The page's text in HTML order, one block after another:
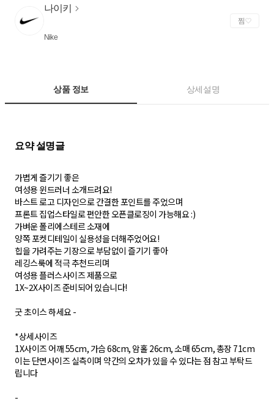
나이키
Nike
찜
상품 정보 상세설명
요약 설명글
가볍게 즐기기 좋은
여성용 윈드러너 소개드려요!
바스트 로고 디자인으로 간결한 포인트를 주었으며
프론트 집업스타일로 편안한 오픈클로징이 가능해요 :)
가벼운 폴리에스테르 소재에
양쪽 포켓디테일이 실용성을 더해주었어요!
힙을 가려주는 기장으로 부담없이 즐기기 좋아
레깅스룩에 적극 추천드리며
여성용 플러스사이즈 제품으로
1X~2X사이즈 준비되어 있습니다!
굿 초이스 하세요 -
*상세사이즈
1X사이즈 어깨 55cm, 가슴 68cm, 암홀 26cm, 소매 65cm, 총장 71cm
이는 단면사이즈 실측이며 약간의 오차가 있을 수 있다는 점 참고 부탁드
립니다
-